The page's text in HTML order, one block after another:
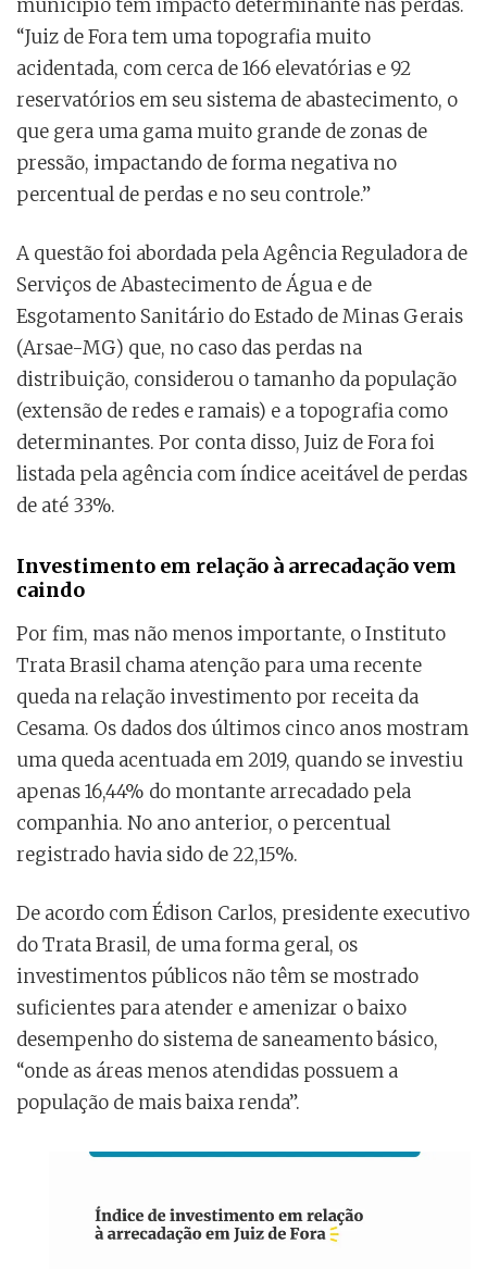
município tem impacto determinante nas perdas.
“Juiz de Fora tem uma topografia muito
acidentada, com cerca de 166 elevatórias e 92
reservatórios em seu sistema de abastecimento, o
que gera uma gama muito grande de zonas de
pressão, impactando de forma negativa no
percentual de perdas e no seu controle.”
A questão foi abordada pela Agência Reguladora de
Serviços de Abastecimento de Água e de
Esgotamento Sanitário do Estado de Minas Gerais
(Arsae-MG) que, no caso das perdas na
distribuição, considerou o tamanho da população
(extensão de redes e ramais) e a topografia como
determinantes. Por conta disso, Juiz de Fora foi
listada pela agência com índice aceitável de perdas
de até 33%.
Investimento em relação à arrecadação vem
caindo
Por fim, mas não menos importante, o Instituto
Trata Brasil chama atenção para uma recente
queda na relação investimento por receita da
Cesama. Os dados dos últimos cinco anos mostram
uma queda acentuada em 2019, quando se investiu
apenas 16,44% do montante arrecadado pela
companhia. No ano anterior, o percentual
registrado havia sido de 22,15%.
De acordo com Édison Carlos, presidente executivo
do Trata Brasil, de uma forma geral, os
investimentos públicos não têm se mostrado
suficientes para atender e amenizar o baixo
desempenho do sistema de saneamento básico,
“onde as áreas menos atendidas possuem a
população de mais baixa renda”.